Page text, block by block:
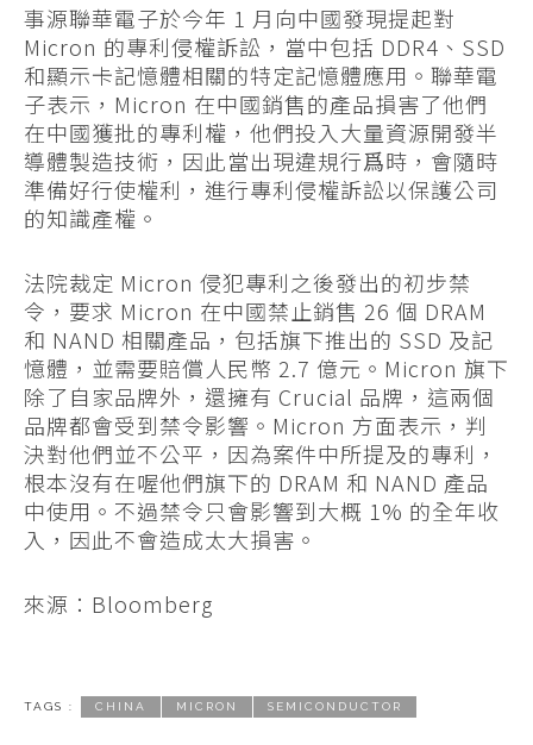
事源聯華電子於今年 1 月向中國發現提起對
Micron 的專利侵權訴訟，當中包括 DDR4、SSD
和顯示卡記憶體相關的特定記憶體應用。聯華電
子表示，Micron 在中國銷售的產品損害了他們
在中國獲批的專利權，他們投入大量資源開發半
導體製造技術，因此當出現違規行爲時，會隨時
準備好行使權利，進行專利侵權訴訟以保護公司
的知識產權。
法院裁定 Micron 侵犯專利之後發出的初步禁
令，要求 Micron 在中國禁止銷售 26 個 DRAM
和 NAND 相關產品，包括旗下推出的 SSD 及記
憶體，並需要賠償人民幣 2.7 億元。Micron 旗下
除了自家品牌外，還擁有 Crucial 品牌，這兩個
品牌都會受到禁令影響。Micron 方面表示，判
決對他們並不公平，因為案件中所提及的專利，
根本沒有在喔他們旗下的 DRAM 和 NAND 產品
中使用。不過禁令只會影響到大概 1% 的全年收
入，因此不會造成太大損害。
來源：Bloomberg
TAGS : CHINA MICRON SEMICONDUCTOR